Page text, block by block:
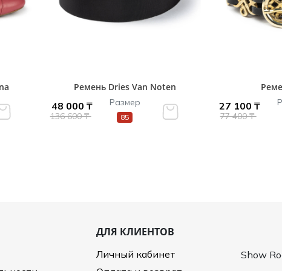
Ремень Dries Van Noten
48 000 ₸
136 600 ₸
Размер
85
27 100 ₸
77 400 ₸
ДЛЯ КЛИЕНТОВ
Личный кабинет
Show